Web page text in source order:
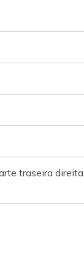
traseira direita